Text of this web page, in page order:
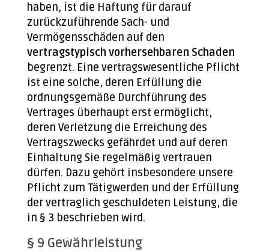
haben, ist die Haftung für darauf
zurückzuführende Sach- und
Vermögensschäden auf den
vertragstypisch vorhersehbaren Schaden
begrenzt. Eine vertragswesentliche Pflicht
ist eine solche, deren Erfüllung die
ordnungsgemäße Durchführung des
Vertrages überhaupt erst ermöglicht,
deren Verletzung die Erreichung des
Vertragszwecks gefährdet und auf deren
Einhaltung Sie regelmäßig vertrauen
dürfen. Dazu gehört insbesondere unsere
Pflicht zum Tätigwerden und der Erfüllung
der vertraglich geschuldeten Leistung, die
in § 3 beschrieben wird.
§ 9 Gewährleistung